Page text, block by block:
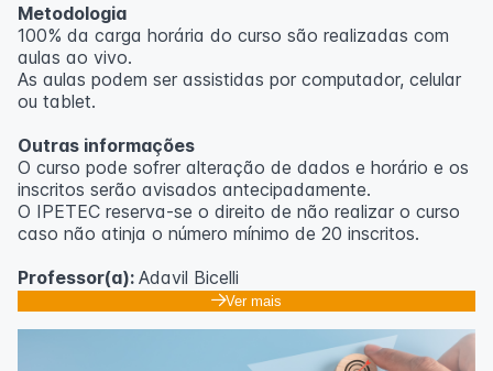
Metodologia
100% da carga horária do curso são realizadas com
aulas ao vivo.
As aulas podem ser assistidas por computador, celular
ou tablet.
Outras informações
O curso pode sofrer alteração de dados e horário e os
inscritos serão avisados ​​antecipadamente.
O IPETEC reserva-se o direito de não realizar o curso
caso não atinja o número mínimo de 20 inscritos.
Professor(a): Adavil Bicelli
Ver mais